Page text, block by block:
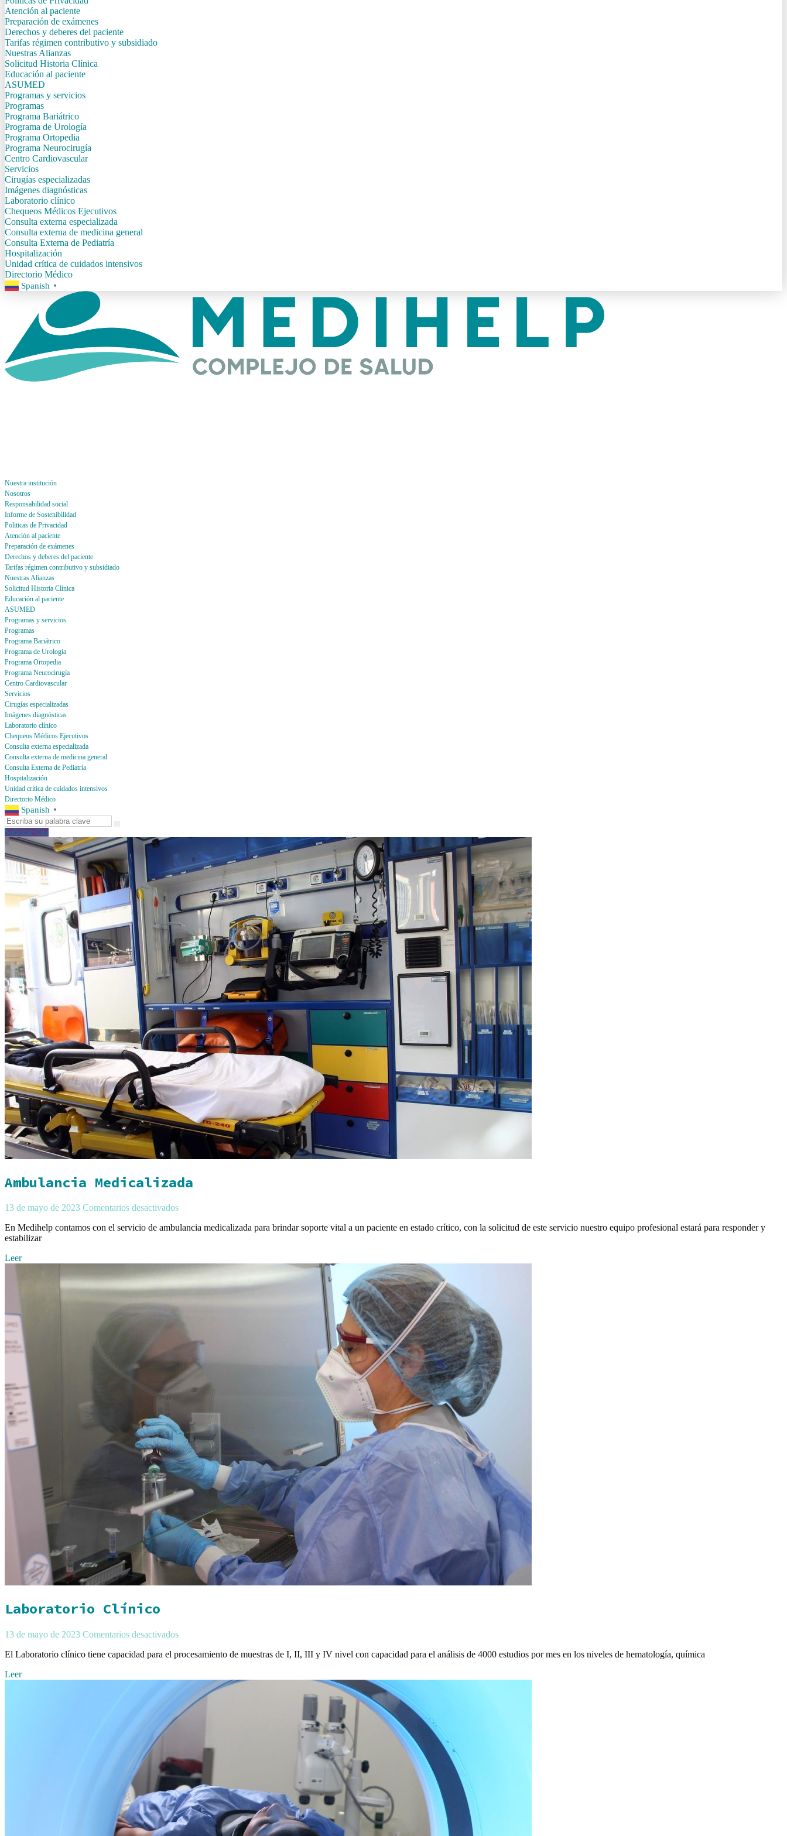
Atención al paciente
Preparación de exámenes
Derechos y deberes del paciente
Tarifas régimen contributivo y subsidiado
Nuestras Alianzas
Solicitud Historia Clínica
Educación al paciente
ASUMED
Programas y servicios
Programas
Programa Bariátrico
Programa de Urología
Programa Ortopedia
Programa Neurocirugía
Centro Cardiovascular
Servicios
Cirugías especializadas
Imágenes diagnósticas
Laboratorio clínico
Chequeos Médicos Ejecutivos
Consulta externa especializada
Consulta externa de medicina general
Consulta Externa de Pediatría
Hospitalización
Unidad crítica de cuidados intensivos
Directorio Médico
Spanish ▼
Nuestra institución
Nosotros
Responsabilidad social
Informe de Sostenibilidad
Politicas de Privacidad
Atención al paciente
Preparación de exámenes
Derechos y deberes del paciente
Tarifas régimen contributivo y subsidiado
Nuestras Alianzas
Solicitud Historia Clínica
Educación al paciente
ASUMED
Programas y servicios
Programas
Programa Bariátrico
Programa de Urología
Programa Ortopedia
Programa Neurocirugía
Centro Cardiovascular
Servicios
Cirugías especializadas
Imágenes diagnósticas
Laboratorio clínico
Chequeos Médicos Ejecutivos
Consulta externa especializada
Consulta externa de medicina general
Consulta Externa de Pediatría
Hospitalización
Unidad crítica de cuidados intensivos
Directorio Médico
Spanish ▼
Solicitar Cita
Ambulancia Medicalizada
13 de mayo de 2023 Comentarios desactivados
En Medihelp contamos con el servicio de ambulancia medicalizada para brindar soporte vital a un paciente en estado crítico, con la solicitud de este servicio nuestro equipo profesional estará para responder y
estabilizar
Leer
Laboratorio Clínico
13 de mayo de 2023 Comentarios desactivados
El Laboratorio clínico tiene capacidad para el procesamiento de muestras de I, II, III y IV nivel con capacidad para el análisis de 4000 estudios por mes en los niveles de hematología, química
Leer